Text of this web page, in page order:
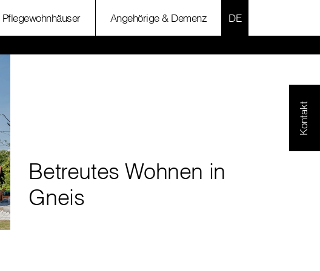
Pflegewohnhäuser Angehörige & Demenz SPRACHE
Kontakt
Betreutes Wohnen in
Gneis